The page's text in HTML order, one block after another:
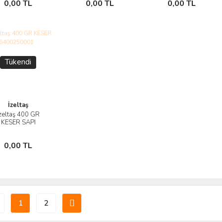
0,00 TL
Yok 0,00 TL
Yok 0,00 TL
Yok
Tükendi
İzeltaş
400 GR
KESER SAPI
0,00 TL
İncele
Yok
1 2